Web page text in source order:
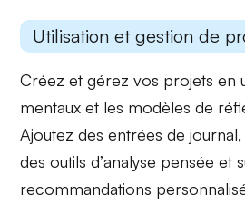
Utilisation et gestion de
Créez et gérez vos projets en
mentaux et les modèles de
Ajoutez desentrées de journal
des outils d’analyse pensée et
recommandations